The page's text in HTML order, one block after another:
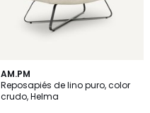
AM.PM
Reposapiés de lino puro, color
crudo, Helma
5
/
5